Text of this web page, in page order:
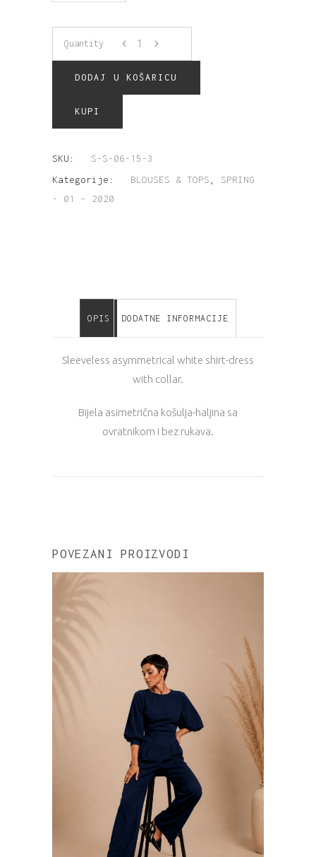
Quantity
DODAJ U KOŠARICU
KUPI
SKU:
S-S-06-15-3
Kategorije:
BLOUSES & TOPS
SPRING
- 01 - 2020
OPIS DODATNE INFORMACIJE
Sleeveless asymmetrical white shirt-dress
with collar.
Bijela asimetrična košulja-haljina sa
ovratnikom i bez rukava.
POVEZANI PROIZVODI